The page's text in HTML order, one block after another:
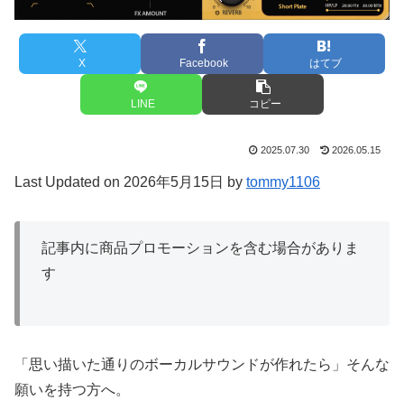
X Facebook はてブ
LINE コピー
2025.07.30 2026.05.15
Last Updated on 2026年5月15日 by tommy1106
記事内に商品プロモーションを含む場合がありま
す
「思い描いた通りのボーカルサウンドが作れたら」そんな
願いを持つ方へ。